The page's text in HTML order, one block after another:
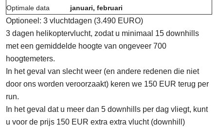
Optimale data
januari, februari
Optioneel: 3 vluchtdagen (3.490 EURO)
3 dagen helikoptervlucht, zodat u minimaal 15 downhills
met een gemiddelde hoogte van ongeveer 700
hoogtemeters.
In het geval van slecht weer (en andere redenen die niet
door ons worden veroorzaakt) keren we 150 EUR terug per
run.
In het geval dat u meer dan 5 downhills per dag vliegt, kunt
u voor de prijs 150 EUR extra extra vlucht (downhill)